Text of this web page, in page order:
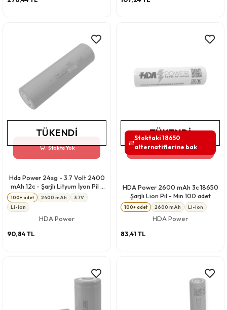
Stokta Yok
TÜKENDI
Hda Power 24sg - 3.7 Volt 2400
mAh 12c - Şarjlı Lityum İyon Pil -
Min Alım 100 Adet
100+ adet 2400 mAh
3.7V
Li-ion
HDA Power
90,84 TL
Stokta Yok
TÜKENDI
Stoktaki 18650
alternatiflerine bak
HDA Power 2600 mAh 3c 18650
Şarjlı Lion Pil - Min 100 adet
100+ adet 2600 mAh Li-ion
HDA Power
83,41 TL